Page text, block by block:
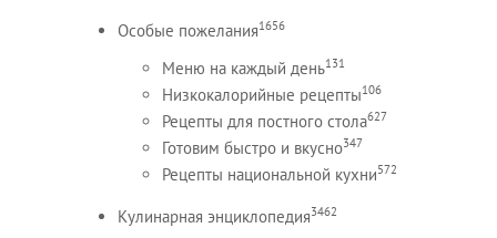
Особые пожелания1656
Меню на каждый день131
Низкокалорийные рецепты106
Рецепты для постного стола627
Готовим быстро и вкусно347
Рецепты национальной кухни572
Кулинарная энциклопедия3462